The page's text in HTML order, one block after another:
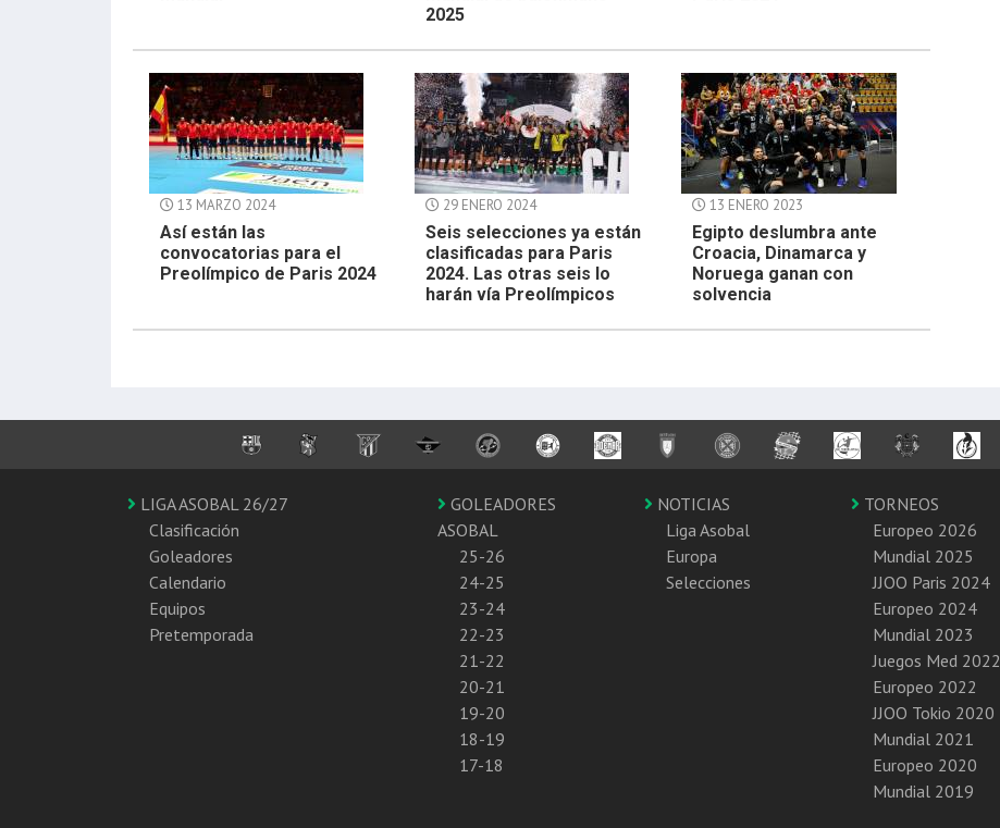
2025
13 MARZO 2024
Así están las
convocatorias para el
Preolímpico de Paris 2024
29 ENERO 2024
Seis selecciones ya están
clasificadas para Paris
2024. Las otras seis lo
harán vía Preolímpicos
13 ENERO 2023
Egipto deslumbra ante
Croacia, Dinamarca y
Noruega ganan con
solvencia
LIGA ASOBAL 26/27
Clasificación
Goleadores
Calendario
Equipos
Pretemporada
GOLEADORES
ASOBAL
25-26
24-25
23-24
22-23
21-22
20-21
19-20
18-19
17-18
NOTICIAS
Liga Asobal
Europa
Selecciones
TORNEOS
Europeo 2026
Mundial 2025
JJOO Paris 2024
Europeo 2024
Mundial 2023
Juegos Med 2022
Europeo 2022
JJOO Tokio 2020
Mundial 2021
Europeo 2020
Mundial 2019